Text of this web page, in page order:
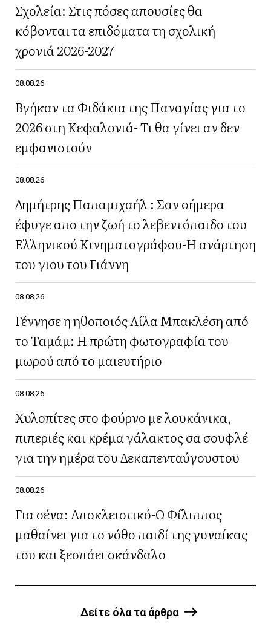
Σχολεία: Στις πόσες απουσίες θα
κόβονται τα επιδόματα τη σχολική
χρονιά 2026-2027
08.08.26
Βγήκαν τα Φιδάκια της Παναγίας για το
2026 στη Κεφαλονιά- Τι θα γίνει αν δεν
εμφανιστούν
08.08.26
Δημήτρης Παπαμιχαήλ : Σαν σήμερα
έφυγε απο την ζωή το λεβεντόπαιδο του
Ελληνικού Κινηματογράφου-Η ανάρτηση
του γιου του Γιάννη
08.08.26
Γέννησε η ηθοποιός Λίλα Μπακλέση από
το Ταμάμ: Η πρώτη φωτογραφία του
μωρού από το μαιευτήριο
08.08.26
Χυλοπίτες στο φούρνο με λουκάνικα,
πιπεριές και κρέμα γάλακτος σα σουφλέ
για την ημέρα του Δεκαπενταύγουστου
08.08.26
Για σένα: Αποκλειστικό-Ο Φίλιππος
μαθαίνει για το νόθο παιδί της γυναίκας
του και ξεσπάει σκάνδαλο
Δείτε όλα τα άρθρα